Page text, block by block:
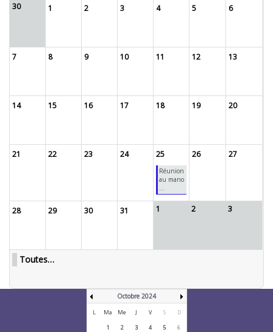
30
1 2 3 4 5 6
7 8 9 10 11 12 13
14 15 16 17 18 19 20
21 22 23 24 25
Réunion
au mano
26 27
28 29 30 31 1 2 3
Toutes…
Octobre 2024
L Ma Me J V S
D
1
2 3 4 5 6